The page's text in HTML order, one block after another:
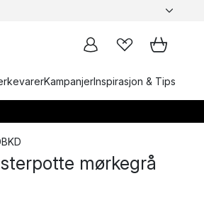
KampanjerInspirasjon & Tips
mørkegrå